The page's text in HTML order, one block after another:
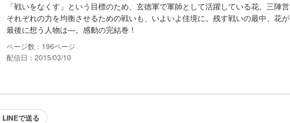
「戦いをなくす」という目標のため、玄徳軍で軍師として活躍している花。三陣営
それぞれの力を均衡させるための戦いも、いよいよ佳境に。残す戦いの最中、花が
最後に想う人物は―。感動の完結巻！
196
配信日：2015/03/10
LINEで送る